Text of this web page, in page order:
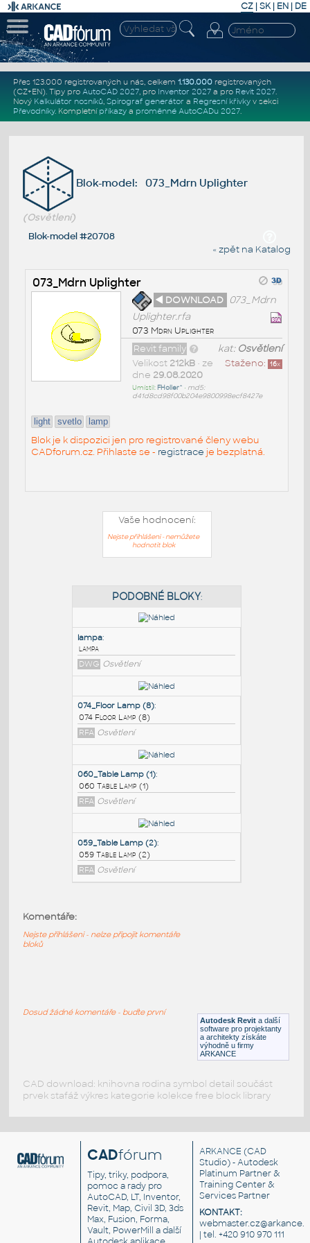
CZ | SK| EN | DE
Přes 123.000 registrovaných u nás, celkem 1.130.000registrovaných
(CZ+EN). Tipy pro AutoCAD 2027, pro Inventor 2027a pro Revit 2027.
Nový Kalkulátor nosníků, Spirograf generátor a Regresní křivkyv sekci
Převodníky. Kompletní příkazya proměnné AutoCADu 2027.
Blok-model: 073_Mdrn Uplighter
(Osvětlení)
Blok-model #20708
« zpět na Katalog
073_Mdrn Uplighter
◄ DOWNLOAD 073_Mdrn
Uplighter.rfa
073 Mdrn Uplighter
kat: Osvětlení
Revit family
Staženo: 16x
Velikost 212kB• ze
dne 29.08.2020
Umístil: FHoller^ • md5:
d41d8cd98f00b204e9800998ecf8427e
light svetlo lamp
Blok je k dispozici jen pro registrované členy webu
CADforum.cz. Přihlaste se - registrace je bezplatná.
Vaše hodnocení:
Nejste přihlášeni - nemůžete
hodnotit blok
PODOBNÉ BLOKY
lampa
DWG Osvětlení
074_Floor Lamp (8):
074 Floor Lamp (8)
RFA Osvětlení
Osvětlení
Autodesk Revit a další
software pro projektanty
a architekty získáte
výhodně u firmy
ARKANCE
Komentáře:
Nejste přihlášeni - nelze připojit komentáře
bloků
Dosud žádné komentáře - buďte první
CAD download: knihovna rodina symbol detail součást
prvek stafáž výkres kategorie kolekce free block library
CADfórum
Tipy, triky, podpora,
pomoc a rady pro
AutoCAD, LT, Inventor,
Revit, Map, Civil 3D, 3ds
Max, Fusion, Forma,
Vault, PowerMill a další
ARKANCE (CAD
Studio) - Autodesk
Platinum Partner &
Training Center &
Services Partner
KONTAKT:
| tel. +420 910 970 111